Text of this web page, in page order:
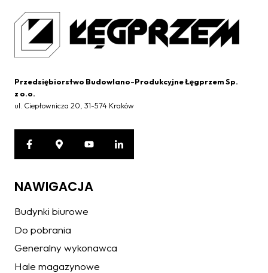
Przedsiębiorstwo Budowlano-Produkcyjne Łęgprzem Sp.
z o.o.
ul. Ciepłownicza 20, 31-574 Kraków
NAWIGACJA
Budynki biurowe
Do pobrania
Generalny wykonawca
Hale magazynowe